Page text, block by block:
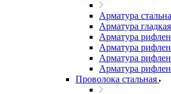
Арматура
Арматура
Арматура
Арматура
Арматура
Арматура
Проволока стальная